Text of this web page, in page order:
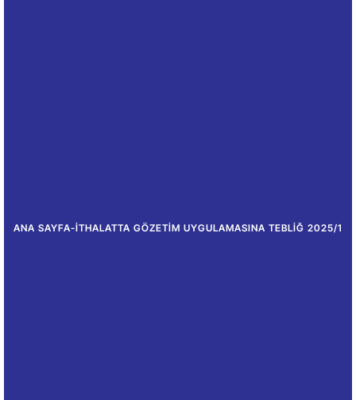
ANA SAYFA-İTHALATTA GÖZETIM UYGULAMASINA TEBLIĞ 2025/1